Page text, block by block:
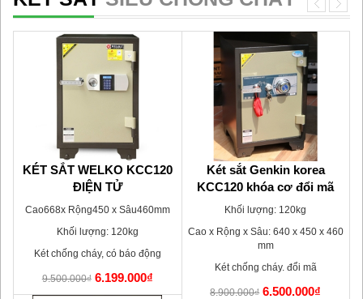
KÉT SẮT WELKO KCC120
ĐIỆN TỬ
Cao668x Rộng450 x Sâu460mm
Khối lượng: 120kg
Két chống cháy, có báo động
9.500.000₫ 6.199.000₫
Két sắt Genkin korea
KCC120 khóa cơ đổi mã
Khối lượng: 120kg
Cao x Rộng x Sâu: 640 x 450 x 460
mm
Két chống cháy. đổi mã
8.900.000₫ 6.500.000₫